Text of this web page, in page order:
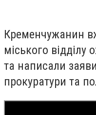
Кременчужанин
міського
та написали
прокуратури та